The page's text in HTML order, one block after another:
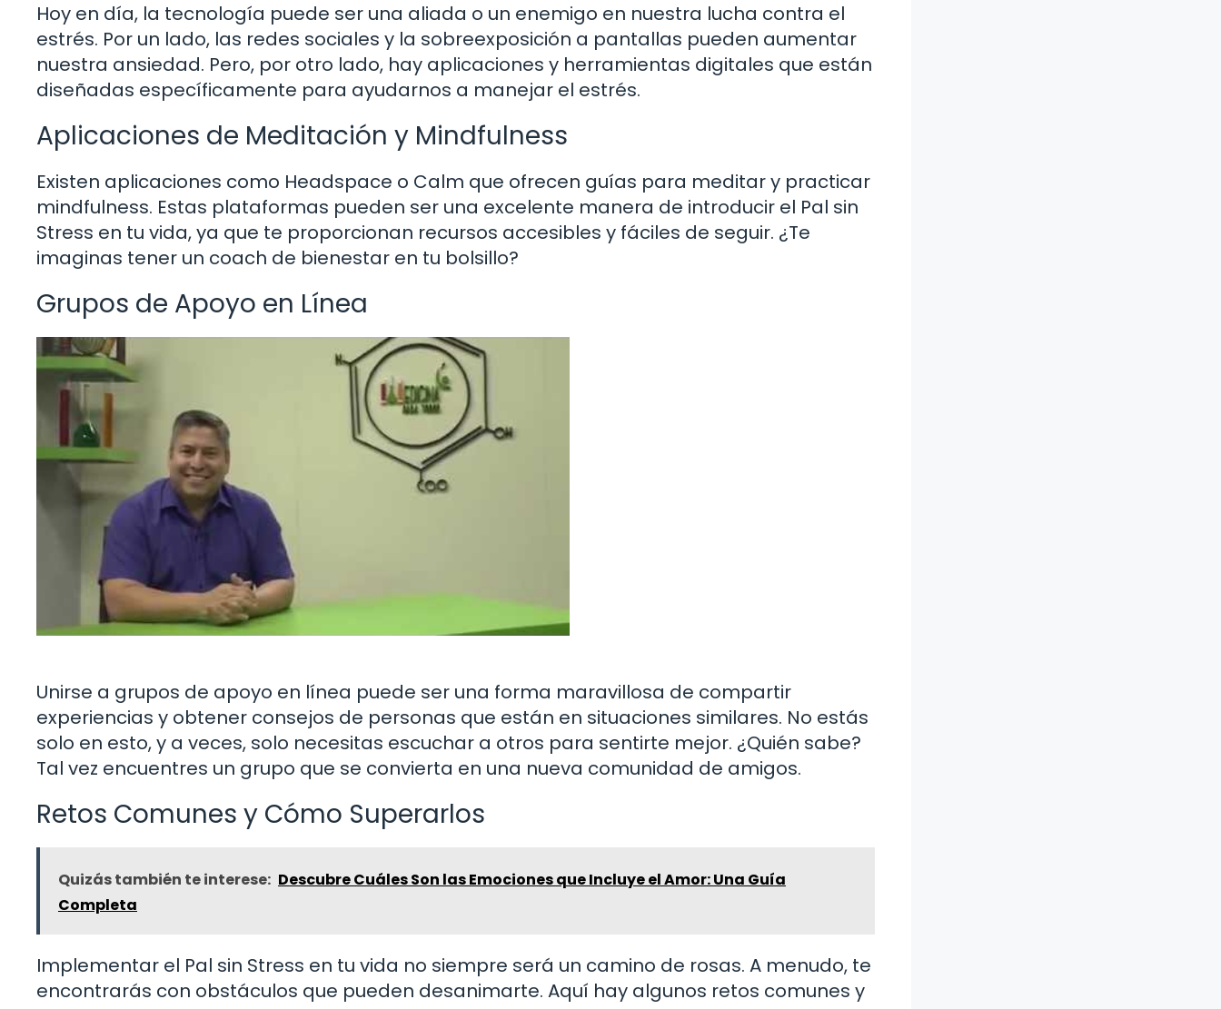
Hoy en día, la tecnología puede ser una aliada o un enemigo en nuestra lucha contra el
estrés. Por un lado, las redes sociales y la sobreexposición a pantallas pueden aumentar
nuestra ansiedad. Pero, por otro lado, hay aplicaciones y herramientas digitales que están
diseñadas específicamente para ayudarnos a manejar el estrés.
Aplicaciones de Meditación y Mindfulness
Existen aplicaciones como Headspace o Calm que ofrecen guías para meditar y practicar
mindfulness. Estas plataformas pueden ser una excelente manera de introducir el Pal sin
Stress en tu vida, ya que te proporcionan recursos accesibles y fáciles de seguir. ¿Te
imaginas tener un coach de bienestar en tu bolsillo?
Grupos de Apoyo en Línea
Unirse a grupos de apoyo en línea puede ser una forma maravillosa de compartir
experiencias y obtener consejos de personas que están en situaciones similares. No estás
solo en esto, y a veces, solo necesitas escuchar a otros para sentirte mejor. ¿Quién sabe?
Tal vez encuentres un grupo que se convierta en una nueva comunidad de amigos.
Retos Comunes y Cómo Superarlos
Quizás también te interese: Descubre Cuáles Son las Emociones que Incluye el Amor: Una Guía
Completa
Implementar el Pal sin Stress en tu vida no siempre será un camino de rosas. A menudo, te
encontrarás con obstáculos que pueden desanimarte. Aquí hay algunos retos comunes y